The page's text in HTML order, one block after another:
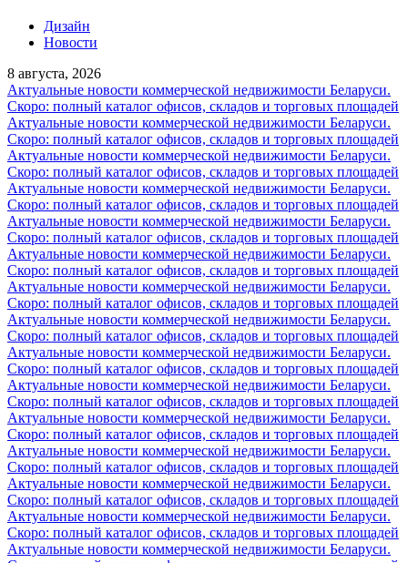
Дизайн
Новости
8 августа, 2026
Актуальные новости коммерческой недвижимости Беларуси.
Скоро: полный каталог офисов, складов и торговых площадей
Актуальные новости коммерческой недвижимости Беларуси.
Скоро: полный каталог офисов, складов и торговых площадей
Актуальные новости коммерческой недвижимости Беларуси.
Скоро: полный каталог офисов, складов и торговых площадей
Актуальные новости коммерческой недвижимости Беларуси.
Скоро: полный каталог офисов, складов и торговых площадей
Актуальные новости коммерческой недвижимости Беларуси.
Скоро: полный каталог офисов, складов и торговых площадей
Актуальные новости коммерческой недвижимости Беларуси.
Скоро: полный каталог офисов, складов и торговых площадей
Актуальные новости коммерческой недвижимости Беларуси.
Скоро: полный каталог офисов, складов и торговых площадей
Актуальные новости коммерческой недвижимости Беларуси.
Скоро: полный каталог офисов, складов и торговых площадей
Актуальные новости коммерческой недвижимости Беларуси.
Скоро: полный каталог офисов, складов и торговых площадей
Актуальные новости коммерческой недвижимости Беларуси.
Скоро: полный каталог офисов, складов и торговых площадей
Актуальные новости коммерческой недвижимости Беларуси.
Скоро: полный каталог офисов, складов и торговых площадей
Актуальные новости коммерческой недвижимости Беларуси.
Скоро: полный каталог офисов, складов и торговых площадей
Актуальные новости коммерческой недвижимости Беларуси.
Скоро: полный каталог офисов, складов и торговых площадей
Актуальные новости коммерческой недвижимости Беларуси.
Скоро: полный каталог офисов, складов и торговых площадей
Актуальные новости коммерческой недвижимости Беларуси.